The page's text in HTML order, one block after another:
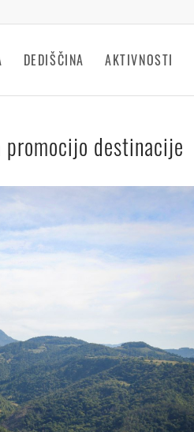
DEDIŠČINA AKTIVNOSTI
promocijo destinacije